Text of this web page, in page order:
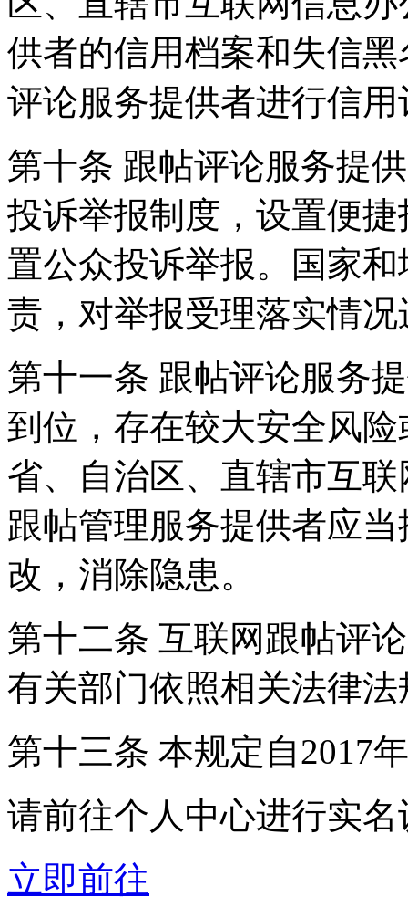
供者的信用档案和失信
评论服务提供者进行信用
第十条 跟帖评论服务提
投诉举报制度，设置便
置公众投诉举报。国家
责，对举报受理落实情
第十一条 跟帖评论服务
到位，存在较大安全风
省、自治区、直辖市互
跟帖管理服务提供者应
改，消除隐患。
第十二条 互联网跟帖评
有关部门依照相关法律
第十三条 本规定自2017
请前往个人中心进行实名
立即前往